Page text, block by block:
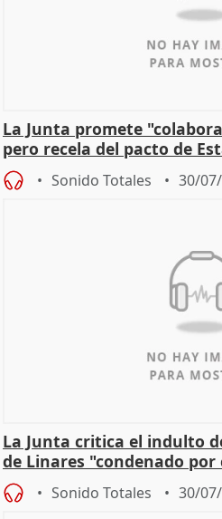
La Junta promete
pero recela del pacto de
Sonido Totales 30/
La Junta critica el indulto
de Linares "condenado
Sonido Totales 30/